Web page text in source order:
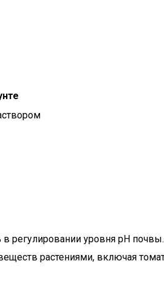
регулировании уровня pH
растениями, включая